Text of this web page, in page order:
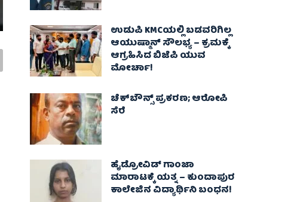
ಉಡುಪಿ KMCಯಲ್ಲಿ ಬಡವರಿಗಿಲ್ಲ
ಆಯುಷ್ಮಾನ್ ಸೌಲಭ್ಯ – ಕ್ರಮಕ್ಕೆ
ಆಗ್ರಹಿಸಿದ ಬಿಜೆಪಿ ಯುವ
ಮೋರ್ಚಾ!
ಚೆಕ್​ಬೌನ್ಸ್​ ಪ್ರಕರಣ; ಆರೋಪಿ
ಸೆರೆ
ಹೈಡ್ರೋವಿಡ್ ಗಾಂಜಾ
ಮಾರಾಟಕ್ಕೆ ಯತ್ನ – ಕುಂದಾಪುರ
ಕಾಲೇಜಿನ ವಿದ್ಯಾರ್ಥಿನಿ ಬಂಧನ!